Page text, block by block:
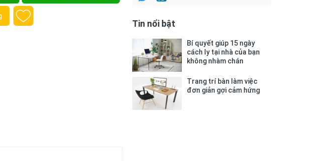
Tin nổi bật
Bí quyết giúp 15 ngày
cách ly tại nhà của bạn
không nhàm chán
Trang trí bàn làm việc
đơn giản gợi cảm hứng